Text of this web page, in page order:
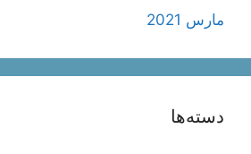
مارس 2021
دسته‌ها